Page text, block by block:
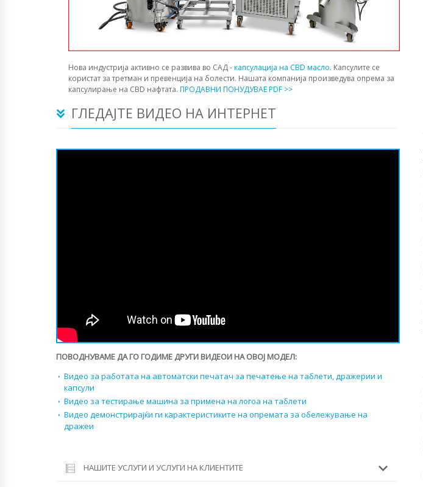
Нова индустрија активно се развива во САД -капсулација на CBD масло. Капсулите се
користат за третман и превенција на болести. Нашата компанија произведува опрема за
капсулирање на CBD нафтата. ПРОДАВНИ ПОНУДУВАЕ PDF >>
ГЛЕДАЈТЕ ВИДЕО НА ИНТЕРНЕТ
ПОВОДНУВАМЕ ДА ГО ГОДИМЕ ДРУГИ ВИДЕОИ НА ОВОЈ МОДЕЛ:
Видео за работата на автоматски печатач за печатење на таблети, дражерии и
капсули
Видео за тестирање машина за примена на логоа на таблети
Видео демонстрирајќи ги карактеристиките на опремата за обележување на
дражеи
НАШИТЕ УСЛУГИ И УСЛУГИ НА КЛИЕНТИТЕ